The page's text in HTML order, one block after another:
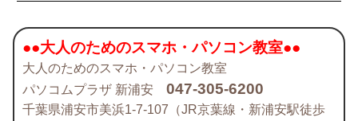
●●大人のためのスマホ・パソコン教室●●
大人のためのスマホ・パソコン教室
パソコムプラザ 新浦安 047-305-6200
千葉県浦安市美浜1-7-107（JR京葉線・新浦安駅徒歩